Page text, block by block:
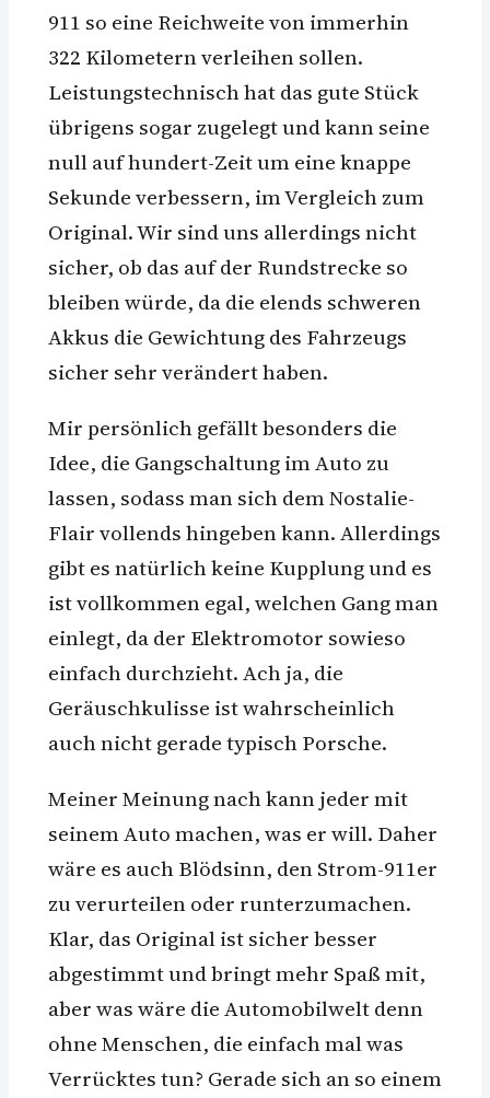
911 so eine Reichweite von immerhin
322 Kilometern verleihen sollen.
Leistungstechnisch hat das gute Stück
übrigens sogar zugelegt und kann seine
null auf hundert-Zeit um eine knappe
Sekunde verbessern, im Vergleich zum
Original. Wir sind uns allerdings nicht
sicher, ob das auf der Rundstrecke so
bleiben würde, da die elends schweren
Akkus die Gewichtung des Fahrzeugs
sicher sehr verändert haben.
Mir persönlich gefällt besonders die
Idee, die Gangschaltung im Auto zu
lassen, sodass man sich dem Nostalie-
Flair vollends hingeben kann. Allerdings
gibt es natürlich keine Kupplung und es
ist vollkommen egal, welchen Gang man
einlegt, da der Elektromotor sowieso
einfach durchzieht. Ach ja, die
Geräuschkulisse ist wahrscheinlich
auch nicht gerade typisch Porsche.
Meiner Meinung nach kann jeder mit
seinem Auto machen, was er will. Daher
wäre es auch Blödsinn, den Strom-911er
zu verurteilen oder runterzumachen.
Klar, das Original ist sicher besser
abgestimmt und bringt mehr Spaß mit,
aber was wäre die Automobilwelt denn
ohne Menschen, die einfach mal was
Verrücktes tun? Gerade sich an so einem